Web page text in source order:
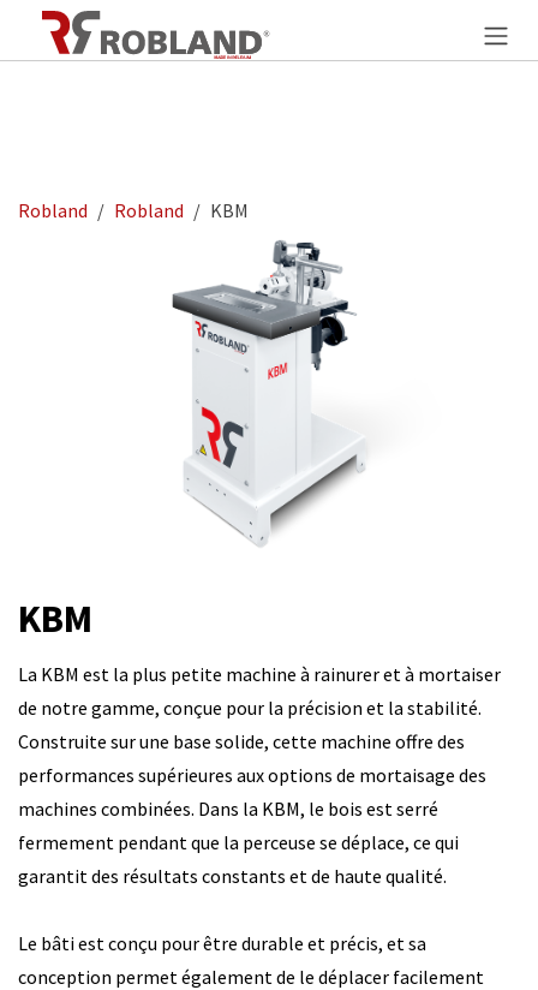
Se rendre au contenu
Robland Robland KBM
KBM
La KBM est la plus petite machine à rainurer et à mortaiser
de notre gamme, conçue pour la précision et la stabilité.
Construite sur une base solide, cette machine offre des
performances supérieures aux options de mortaisage des
machines combinées. Dans la KBM, le bois est serré
fermement pendant que la perceuse se déplace, ce qui
garantit des résultats constants et de haute qualité.
Le bâti est conçu pour être durable et précis, et sa
conception permet également de le déplacer facilement